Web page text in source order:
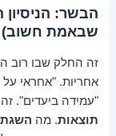
הבשר:
שבאמת חשוב)
זה החלק שבו רוב
אחריות. "אחראי על
"עמידה ביעדים".
תוצאות. מה